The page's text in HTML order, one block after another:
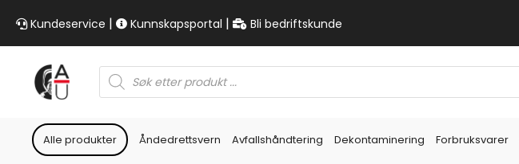
Kundeservice | Kunnskapsportal | Bli bedriftskunde
Products
search
Alle produkter Åndedrettsvern Avfallshåndtering Dekontaminering Forbruksvarer